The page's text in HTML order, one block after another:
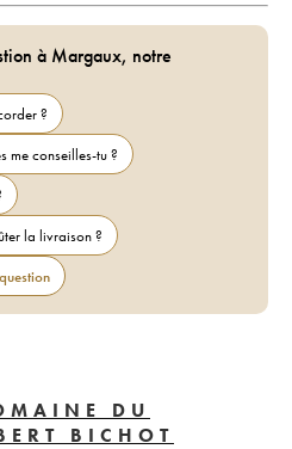
à Margaux, notre
?
me conseilles-tu ?
la livraison ?
DU
BICHOT